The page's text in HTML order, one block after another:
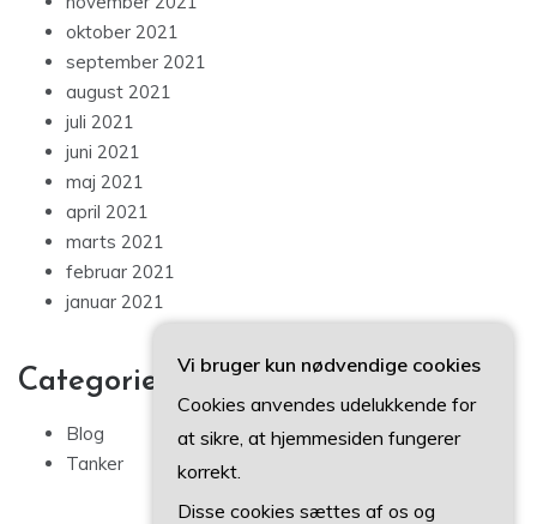
oktober 2021
september 2021
august 2021
juli 2021
juni 2021
maj 2021
april 2021
marts 2021
februar 2021
januar 2021
Categories
Blog
Tanker
Vi bruger kun nødvendige cookies
Cookies anvendes udelukkende for
at sikre, at hjemmesiden fungerer
korrekt.
Disse cookies sættes af os og